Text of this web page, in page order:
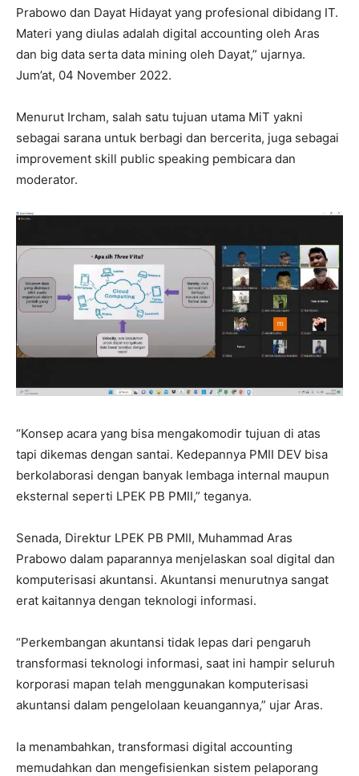
Prabowo dan Dayat Hidayat yang profesional dibidang IT.
Materi yang diulas adalah digital accounting oleh Aras
dan big data serta data mining oleh Dayat,” ujarnya.
Jum’at, 04 November 2022.
Menurut Ircham, salah satu tujuan utama MiT yakni
sebagai sarana untuk berbagi dan bercerita, juga sebagai
improvement skill public speaking pembicara dan
moderator.
“Konsep acara yang bisa mengakomodir tujuan di atas
tapi dikemas dengan santai. Kedepannya PMII DEV bisa
berkolaborasi dengan banyak lembaga internal maupun
eksternal seperti LPEK PB PMII,” teganya.
Senada, Direktur LPEK PB PMII, Muhammad Aras
Prabowo dalam paparannya menjelaskan soal digital dan
komputerisasi akuntansi. Akuntansi menurutnya sangat
erat kaitannya dengan teknologi informasi.
“Perkembangan akuntansi tidak lepas dari pengaruh
transformasi teknologi informasi, saat ini hampir seluruh
korporasi mapan telah menggunakan komputerisasi
akuntansi dalam pengelolaan keuangannya,” ujar Aras.
Ia menambahkan, transformasi digital accounting
memudahkan dan mengefisienkan sistem pelaporang